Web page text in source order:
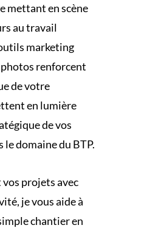
mettant en scène
au travail
marketing
renforcent
de votre
en lumière
de vos
domaine du BTP.
projets avec
je vous aide à
chantier en